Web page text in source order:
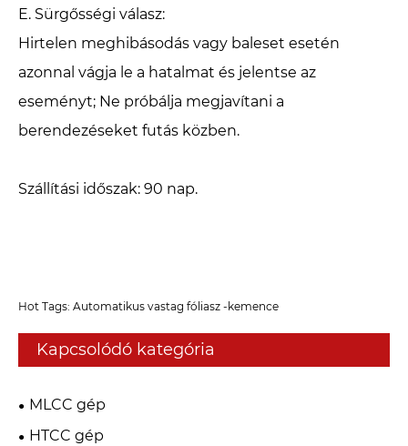
E. Sürgősségi válasz: ‌
Hirtelen meghibásodás vagy baleset esetén
azonnal vágja le a hatalmat és jelentse az
eseményt; Ne próbálja megjavítani a
berendezéseket futás közben.
Szállítási időszak: 90 nap.
Hot Tags: Automatikus vastag fóliasz -kemence
Kapcsolódó kategória
MLCC gép
HTCC gép